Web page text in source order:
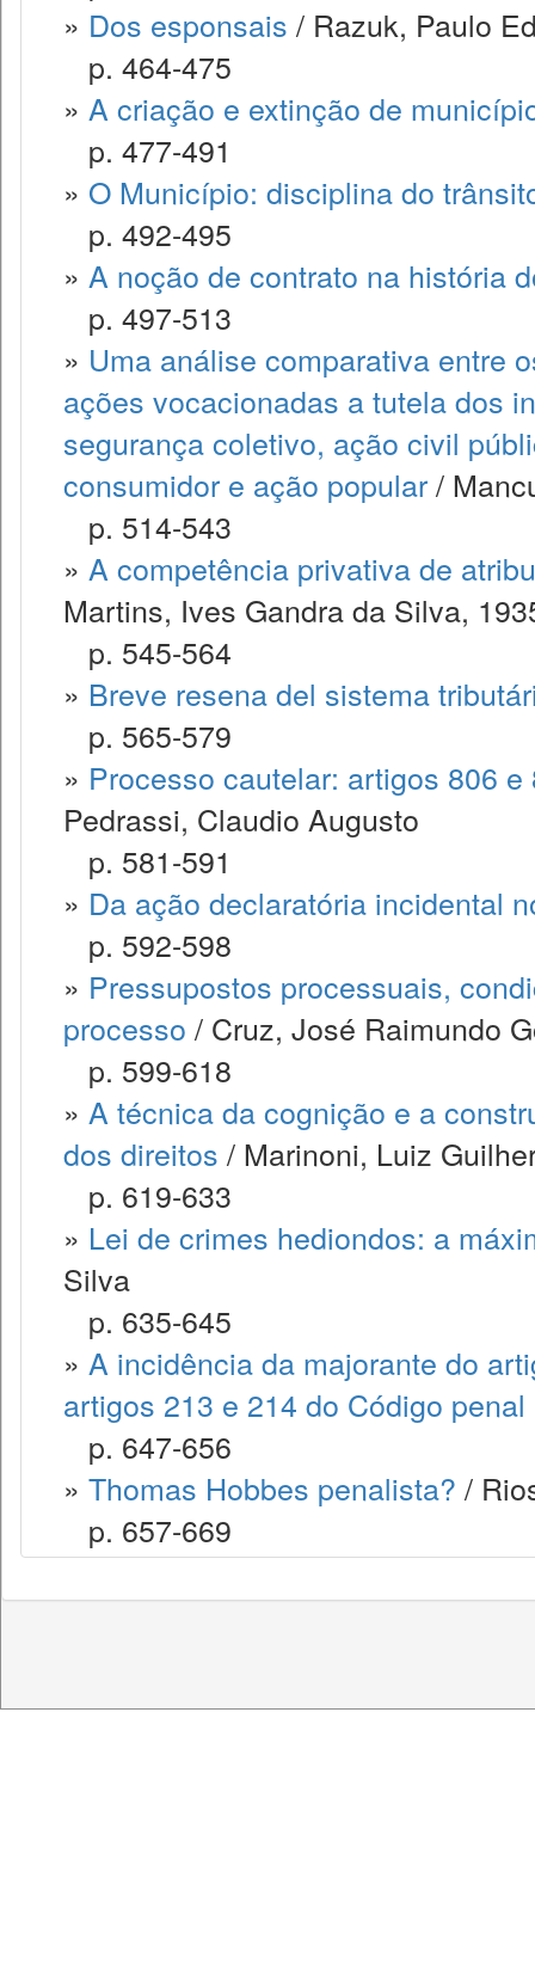
» Dos esponsais / Razuk, Paulo
p. 464-475
» A criação e extinção de
p. 477-491
» O Município: disciplina do
p. 492-495
» A noção de contrato na história
p. 497-513
» Uma análise comparativa entre
ações vocacionadas a tutela dos
segurança coletivo, ação civil
consumidor e ação popular/
p. 514-543
» A competência privativa de
Martins, Ives Gandra da Silva,
p. 545-564
» Breve resena del sistema
p. 565-579
» Processo cautelar: artigos 806
Pedrassi, Claudio Augusto
p. 581-591
» Da ação declaratória incidental
p. 592-598
» Pressupostos processuais,
processo / Cruz, José Raimundo
p. 599-618
» A técnica da cognição e a
dos direitos / Marinoni, Luiz
p. 619-633
» Lei de crimes hediondos: a
Silva
p. 635-645
» A incidência da majorante do
artigos 213 e 214 do Código penal
p. 647-656
» Thomas Hobbes penalista? /
p. 657-669